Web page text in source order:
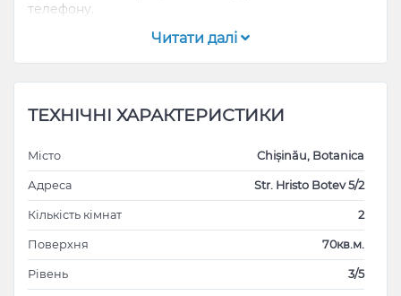
телефону.
Читати далі
ТЕХНІЧНІ ХАРАКТЕРИСТИКИ
Місто Chișinău, Botanica
Адреса Str. Hristo Botev 5/2
Кількість кімнат 2
Поверхня 70кв.м.
Рівень 3/5